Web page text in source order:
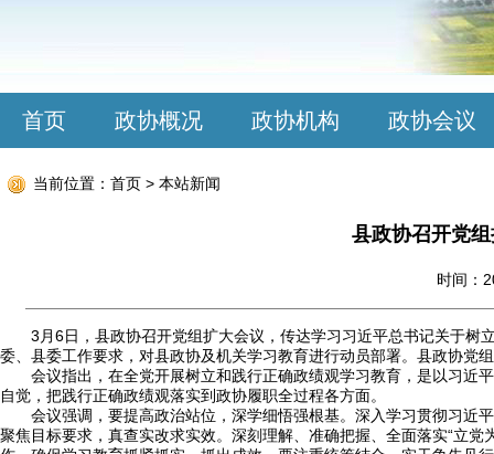
首页 政协概况 政协机构 政协会议
当前位置： 首页 > 本站新闻
县政协召开党
时间：
3月6日，县政协召开党组扩大会议，传达学习习近平总书记关于
委、县委工作要求，对县政协及机关学习教育进行动员部署。县政协党
会议指出，在全党开展树立和践行正确政绩观学习教育，是以习近
自觉，把践行正确政绩观落实到政协履职全过程各方面。
会议强调，要提高政治站位，深学细悟强根基。深入学习贯彻习近
聚焦目标要求，真查实改求实效。深刻理解、准确把握、全面落实“立